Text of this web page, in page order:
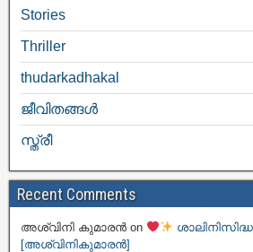
Stories
Thriller
thudarkadhakal
ജീവിതങ്ങള്‍
സ്ത്രീ
Recent Comments
അശ്വിനി കുമാരൻ on
[അശ്വിനികുമാരൻ]